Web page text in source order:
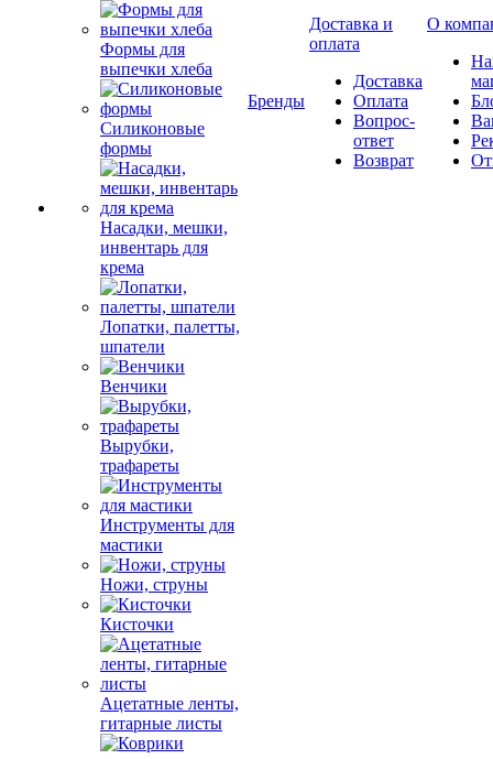
Формы для
выпечки хлеба
Силиконовые
формы
Насадки, мешки,
инвентарь для
крема
Лопатки, палетты,
шпатели
Венчики
Вырубки,
трафареты
Инструменты для
мастики
Ножи, струны
Кисточки
Ацетатные ленты,
гитарные листы
Бренды
Доставка и
оплата
Доставка
Оплата
Вопрос-
ответ
Возврат
О